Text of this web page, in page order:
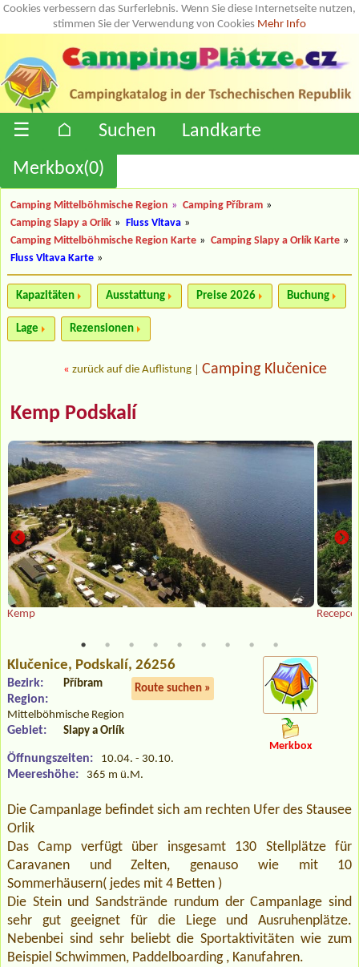
Cookies verbessern das Surferlebnis. Wenn Sie diese Internetseite nutzen,
stimmen Sie der Verwendung von Cookies Mehr Info
☰ ⌂ Suchen
Landkarte
Merkbox(0)
Camping Mittelböhmische Region » Camping Příbram »
Camping Slapy a Orlík » Fluss Vltava »
Camping Mittelböhmische Region Karte » Camping Slapy a Orlík Karte »
Fluss Vltava Karte »
Kapazitäten Ausstattung Preise 2026 Buchung
Lage Rezensionen
« zurück auf die Auflistung Camping Klučenice
Kemp Podskalí
Kemp
Klučenice, Podskalí, 26256
Route suchen »
Bezirk: Příbram
Region:
Mittelböhmische Region
Gebiet: Slapy a Orlík
Öffnungszeiten: 10.04. - 30.10.
Meereshöhe: 365 m ü.M.
Merkbox
Die Campanlage befindet sich am rechten Ufer des Stausee
Orlik
Das Camp verfügt über insgesamt 130 Stellplätze für
Caravanen und Zelten, genauso wie mit 10
Sommerhäusern( jedes mit 4 Betten )
Die Stein und Sandstrände rundum der Campanlage sind
sehr gut geeignet für die Liege und Ausruhenplätze.
Nebenbei sind sehr beliebt die Sportaktivitäten wie zum
Beispiel Schwimmen, Paddelboarding , Kanufahren.